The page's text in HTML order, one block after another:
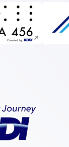
新規ウィンドウで開く